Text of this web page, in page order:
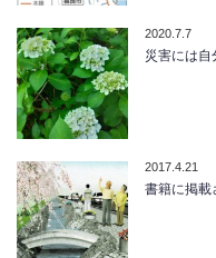
2020.7.7
災害には自
2017.4.21
書籍に掲載